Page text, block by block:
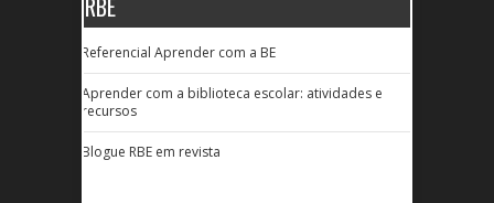
RBE
Referencial Aprender com a BE
Aprender com a biblioteca escolar: atividades e
recursos
Blogue RBE em revista